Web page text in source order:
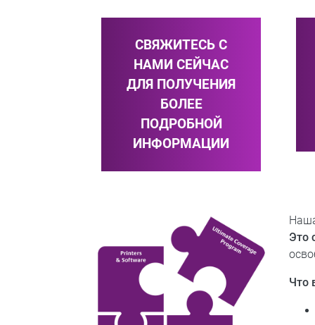
СВЯЖИТЕСЬ С
НАМИ СЕЙЧАС
ДЛЯ ПОЛУЧЕНИЯ
БОЛЕЕ
ПОДРОБНОЙ
ИНФОРМАЦИИ
Это
Что